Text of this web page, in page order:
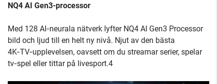
NQ4 AI Gen3-processor
Med 128 AI‑neurala nätverk lyfter NQ4 AI Gen3 Processor
bild och ljud till en helt ny nivå. Njut av den bästa
4K‑TV‑upplevelsen, oavsett om du streamar serier, spelar
tv‑spel eller tittar på livesport.4